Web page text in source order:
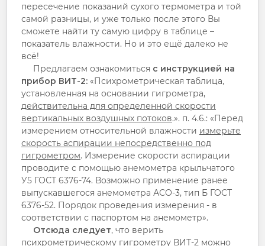
пересечение показаний сухого термометра и той
самой разницы, и уже только после этого Вы
сможете найти ту самую цифру в таблице –
показатель влажности. Но и это ещё далеко не
всё!
Предлагаем ознакомиться с инструкцией на
прибор ВИТ-2: «Психрометрическая таблица,
установленная на основании гигрометра,
действительна для определенной скорости
вертикальных воздушных потоков.». п. 4.6.: «Перед
измерением относительной влажности измерьте
скорость аспирации непосредственно под
гигрометром. Измерение скорости аспирации
проводите с помощью анемометра крыльчатого
У5 ГОСТ 6376-74. Возможно применение ранее
выпускавшегося анемометра АСО-3, тип Б ГОСТ
6376-52. Порядок проведения измерения - в
соответствии с паспортом на анемометр».
Отсюда следует, что верить
психрометрическому гигрометру ВИТ-2 можно